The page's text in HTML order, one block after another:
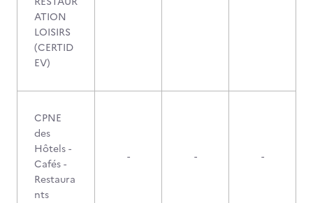
ATION
LOISIRS
(CERTID
EV)
CPNE
des
Hôtels -
Cafés -
Restaura
nts
- - -